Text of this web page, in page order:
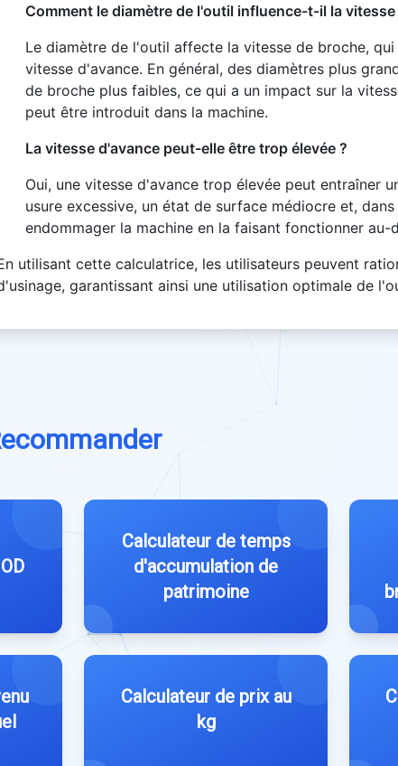
Comment le diamètre de l'outil influence-t-il la vitesse
Le diamètre de l'outil affecte la vitesse de broche,
vitesse d'avance. En général, des diamètres plus
de broche plus faibles, ce qui a un impact sur la
peut être introduit dans la machine.
La vitesse d'avance peut-elle être trop élevée ?
Oui, une vitesse d'avance trop élevée peut entraîner
usure excessive, un état de surface médiocre et,
endommager la machine en la faisant fonctionner au-
utilisant cette calculatrice, les utilisateurs peuvent
garantissant ainsi une utilisation optimale de
Calculateur de temps
d'accumulation de
patrimoine
Calculateur de prix au
kg